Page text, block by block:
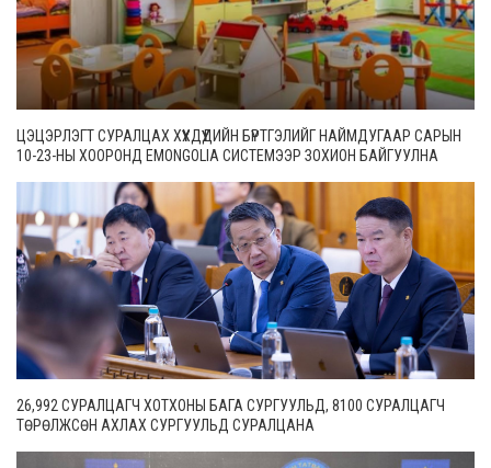
ЦЭЦЭРЛЭГТ СУРАЛЦАХ ХҮҮХДҮҮДИЙН БҮРТГЭЛИЙГ НАЙМДУГААР САРЫН
10-23-НЫ ХООРОНД EMONGOLIA СИСТЕМЭЭР ЗОХИОН БАЙГУУЛНА
26,992 СУРАЛЦАГЧ ХОТХОНЫ БАГА СУРГУУЛЬД, 8100 СУРАЛЦАГЧ
ТӨРӨЛЖСӨН АХЛАХ СУРГУУЛЬД СУРАЛЦАНА